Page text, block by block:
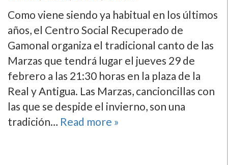
Como viene siendo ya habitual en los últimos
años, el Centro Social Recuperado de
Gamonal organiza el tradicional canto de las
Marzas que tendrá lugar el jueves 29 de
febrero a las 21:30 horas en la plaza de la
Real y Antigua. Las Marzas, cancioncillas con
las que se despide el invierno, son una
tradición… Read more »